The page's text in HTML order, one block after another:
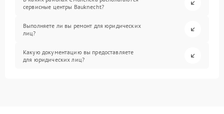
сервисные центры Bauknecht?
Выполняете ли вы ремонт для юридических
лиц?
Какую документацию вы предоставляете
для юридических лиц?